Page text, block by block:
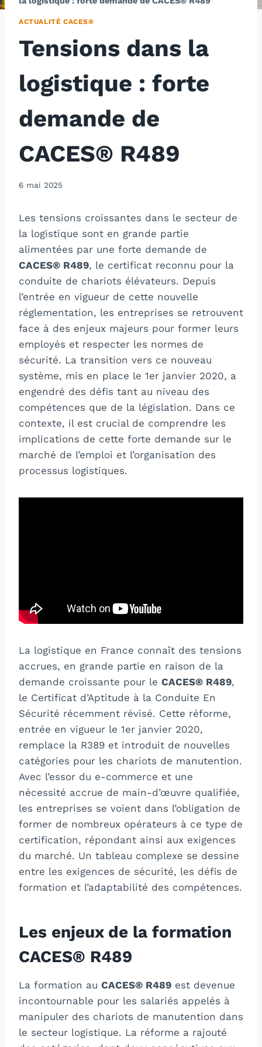
ACTUALITÉ CACES®
Tensions dans la
logistique : forte
demande de
CACES® R489
6 mai 2025
Les tensions croissantes dans le secteur de
la logistique sont en grande partie
alimentées par une forte demande de
CACES® R489, le certificat reconnu pour la
conduite de chariots élévateurs. Depuis
l’entrée en vigueur de cette nouvelle
réglementation, les entreprises se retrouvent
face à des enjeux majeurs pour former leurs
employés et respecter les normes de
sécurité. La transition vers ce nouveau
système, mis en place le 1er janvier 2020, a
engendré des défis tant au niveau des
compétences que de la législation. Dans ce
contexte, il est crucial de comprendre les
implications de cette forte demande sur le
marché de l’emploi et l’organisation des
processus logistiques.
La logistique en France connaît des tensions
accrues, en grande partie en raison de la
demande croissante pour le CACES® R489,
le Certificat d’Aptitude à la Conduite En
Sécurité récemment révisé. Cette réforme,
entrée en vigueur le 1er janvier 2020,
remplace la R389 et introduit de nouvelles
catégories pour les chariots de manutention.
Avec l’essor du e-commerce et une
nécessité accrue de main-d’œuvre qualifiée,
les entreprises se voient dans l’obligation de
former de nombreux opérateurs à ce type de
certification, répondant ainsi aux exigences
du marché. Un tableau complexe se dessine
entre les exigences de sécurité, les défis de
formation et l’adaptabilité des compétences.
Les enjeux de la formation
CACES® R489
La formation au CACES® R489 est devenue
incontournable pour les salariés appelés à
manipuler des chariots de manutention dans
le secteur logistique. La réforme a rajouté